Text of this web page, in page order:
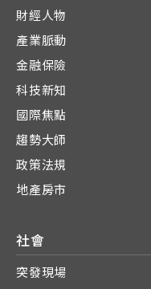
財經人物
產業脈動
金融保險
科技新知
國際焦點
趨勢大師
政策法規
地產房市
社會
突發現場